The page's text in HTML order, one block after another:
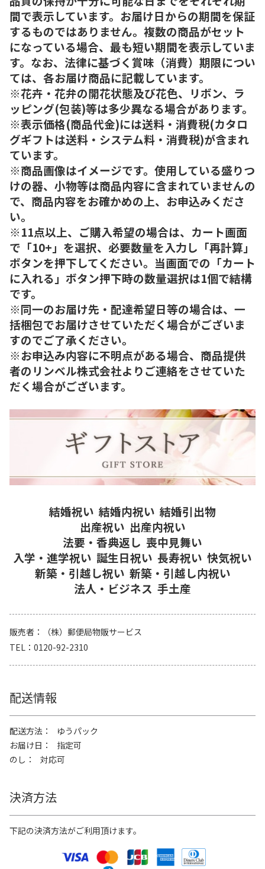
間で表示しています。お届け日からの期間を保証
するものではありません。複数の商品がセット
になっている場合、最も短い期間を表示していま
す。なお、法律に基づく賞味（消費）期限につい
ては、各お届け商品に記載しています。
※花卉・花弁の開花状態及び花色、リボン、ラ
ッピング(包装)等は多少異なる場合があります。
※表示価格(商品代金)には送料・消費税(カタロ
グギフトは送料・システム料・消費税)が含まれ
ています。
※商品画像はイメージです。使用している盛りつ
けの器、小物等は商品内容に含まれていませんの
で、商品内容をお確かめの上、お申込みくださ
い。
※11点以上、ご購入希望の場合は、カート画面
で「10+」を選択、必要数量を入力し「再計算」
ボタンを押下してください。当画面での「カート
に入れる」ボタン押下時の数量選択は1個で結構
です。
※同一のお届け先・配達希望日等の場合は、一
括梱包でお届けさせていただく場合がございま
すのでご了承ください。
※お申込み内容に不明点がある場合、商品提供
者のリンベル株式会社よりご連絡をさせていた
だく場合がございます。
結婚祝い 結婚内祝い 結婚引出物
出産祝い 出産内祝い
法要・香典返し 喪中見舞い
入学・進学祝い 誕生日祝い 長寿祝い 快気祝い
新築・引越し祝い 新築・引越し内祝い
法人・ビジネス 手土産
販売者
（株）郵便局物販サービス
TEL
0120-92-2310
配送情報
配送方法
ゆうパック
お届け日
指定可
のし
対応可
決済方法
下記の決済方法がご利用頂けます。